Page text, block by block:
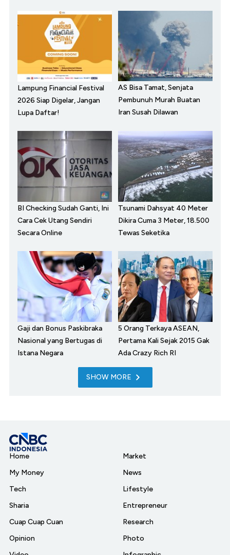
Lampung Financial Festival
2026 Siap Digelar, Jangan
Lupa Daftar!
AS Bisa Tamat, Senjata
Pembunuh Murah Buatan
Iran Susah Dilawan
BI Checking Sudah Ganti, Ini
Cara Cek Utang Sendiri
Secara Online
Tsunami Dahsyat 40 Meter
Dikira Cuma 3 Meter, 18.500
Tewas Seketika
Gaji dan Bonus Paskibraka
Nasional yang Bertugas di
Istana Negara
5 Orang Terkaya ASEAN,
Pertama Kali Sejak 2015 Gak
Ada Crazy Rich RI
SHOW MORE
Home
My Money
Tech
Sharia
Cuap Cuap Cuan
Opinion
Market
News
Lifestyle
Entrepreneur
Research
Photo